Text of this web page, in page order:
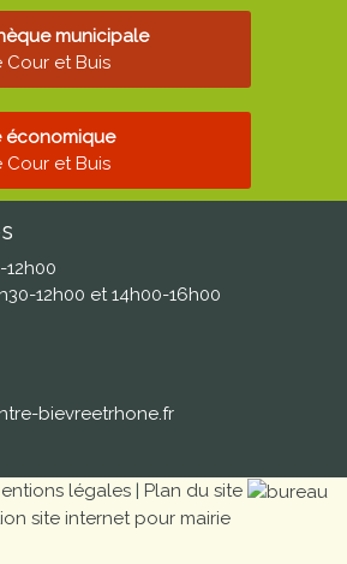
municipale
Cour et Buis
économique
Cour et Buis
12h00
12h00 et 14h00-16h00
bievreetrhone.fr
légales | Plan du site
site internet pour mairie